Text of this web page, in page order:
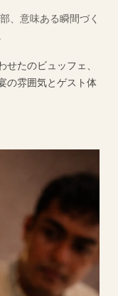
、意味ある瞬間づく
たのビュッフェ、
の雰囲気とゲスト体